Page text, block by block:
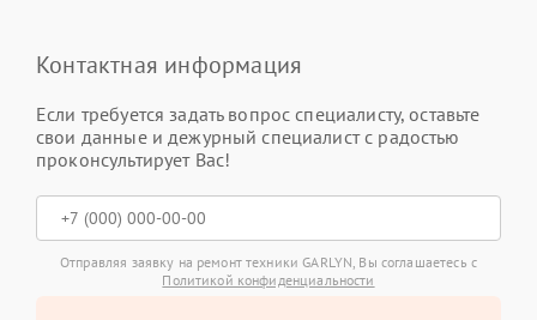
Контактная информация
Если требуется задать вопрос специалисту, оставьте
свои данные и дежурный специалист с радостью
проконсультирует Вас!
Отправляя заявку на ремонт техники GARLYN, Вы соглашаетесь с
Политикой конфиденциальности